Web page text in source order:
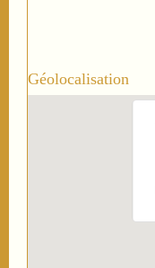
Géolocalisation